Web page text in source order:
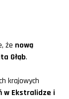
że nową
Głąb.
krajowych
w Ekstralidze i